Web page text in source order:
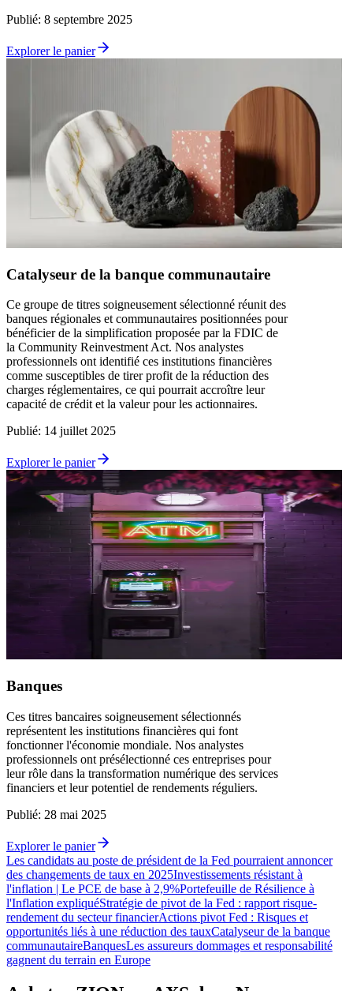
Publié: 8 septembre 2025
Explorer le panier
Catalyseur de la banque communautaire
Ce groupe de titres soigneusement sélectionné réunit des
banques régionales et communautaires positionnées pour
bénéficier de la simplification proposée par la FDIC de
la Community Reinvestment Act. Nos analystes
professionnels ont identifié ces institutions financières
comme susceptibles de tirer profit de la réduction des
charges réglementaires, ce qui pourrait accroître leur
capacité de crédit et la valeur pour les actionnaires.
Publié: 14 juillet 2025
Explorer le panier
Banques
Ces titres bancaires soigneusement sélectionnés
représentent les institutions financières qui font
fonctionner l'économie mondiale. Nos analystes
professionnels ont présélectionné ces entreprises pour
leur rôle dans la transformation numérique des services
financiers et leur potentiel de rendements réguliers.
Publié: 28 mai 2025
Explorer le panier
Les candidats au poste de président de la Fed pourraient annoncer
des changements de taux en 2025Investissements résistant à
l'inflation | Le PCE de base à 2,9%Portefeuille de Résilience à
l'Inflation expliquéStratégie de pivot de la Fed : rapport risque-
rendement du secteur financierActions pivot Fed : Risques et
opportunités liés à une réduction des tauxCatalyseur de la banque
communautaireBanquesLes assureurs dommages et responsabilité
gagnent du terrain en Europe